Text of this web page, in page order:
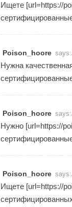
Ищете [url=https://
Poison_hoore says:
Нужна
Poison_hoore says:
Нужно [url=https://
Poison_hoore says:
Ищете [url=https://